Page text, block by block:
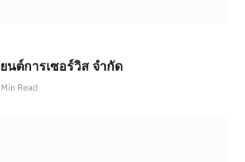
นต์การเซอร์วิส จำกัด
Read